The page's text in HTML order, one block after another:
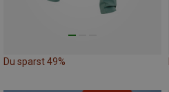
Du sparst 49%